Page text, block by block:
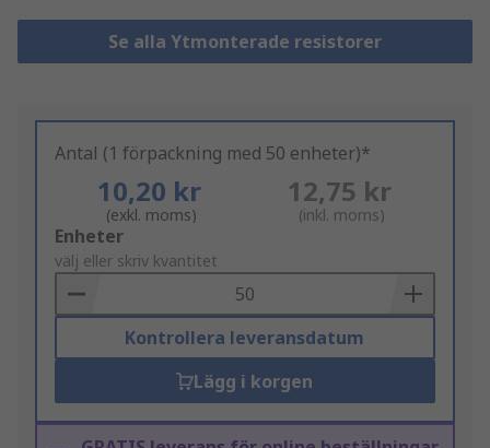
Se alla Ytmonterade resistorer
Antal (1 förpackning med 50 enheter)*
10,20 kr
(exkl. moms)
12,75 kr
(inkl. moms)
Add
to
Basket
Enheter
välj eller skriv kvantitet
Kontrollera leveransdatum
Lägg i korgen